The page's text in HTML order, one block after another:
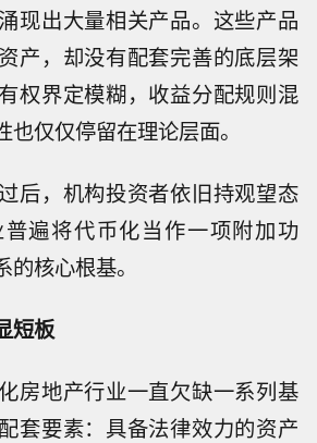
现出大量相关产品。这些产品
产，却没有配套完善的底层架
权界定模糊，收益分配规则混
仅仅停留在理论层面。
后，机构投资者依旧持观望态
遍将代币化当作一项附加功
核心根基。
短板
房地产行业一直欠缺一系列基
套要素：具备法律效力的资产